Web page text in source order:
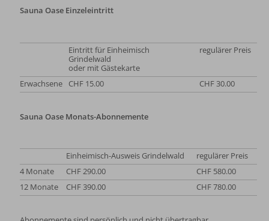
Sauna Oase Einzeleintritt
Eintritt für Einheimisch
Grindelwald
oder mit Gästekarte
regulärer Preis
Erwachsene CHF 15.00 CHF 30.00
Sauna Oase Monats-Abonnemente
Einheimisch-Ausweis Grindelwald
regulärer Preis
4 Monate
CHF 290.00
CHF 580.00
12 Monate
CHF 390.00 CHF 780.00